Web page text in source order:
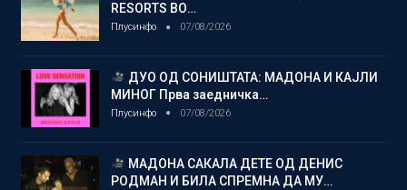
RESORTS ВО…
Плусинфо 07/08/2026
ДУО ОД СОНИШТАТА: МАДОНА И КАЈЛИ
МИНОГ Прва заедничка…
Плусинфо 07/08/2026
МАДОНА САКАЛА ДЕТЕ ОД ДЕНИС
РОДМАН И БИЛА СПРЕМНА ДА МУ…